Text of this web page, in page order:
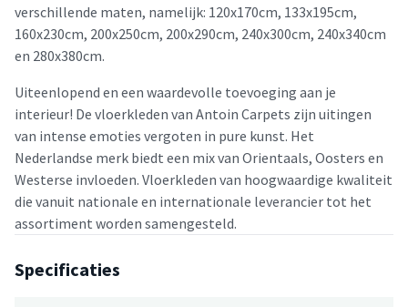
verschillende maten, namelijk: 120x170cm, 133x195cm,
160x230cm, 200x250cm, 200x290cm, 240x300cm, 240x340cm
en 280x380cm.
Uiteenlopend en een waardevolle toevoeging aan je
interieur! De vloerkleden van Antoin Carpets zijn uitingen
van intense emoties vergoten in pure kunst. Het
Nederlandse merk biedt een mix van Orientaals, Oosters en
Westerse invloeden. Vloerkleden van hoogwaardige kwaliteit
die vanuit nationale en internationale leverancier tot het
assortiment worden samengesteld.
Specificaties